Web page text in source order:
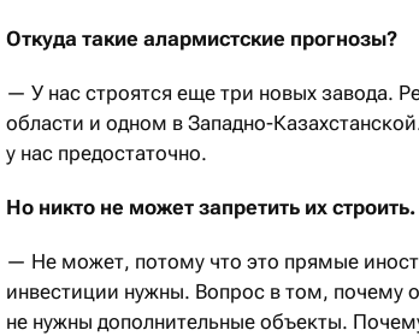
Откуда такие алармистские прогнозы?
— У нас строятся еще три новых завода.
области и одном в Западно-
у нас предостаточно.
Но никто не может запретить их строить.
— Не может, потому что это прямые
инвестиции нужны. Вопрос в том, почему
не нужны дополнительные объекты.